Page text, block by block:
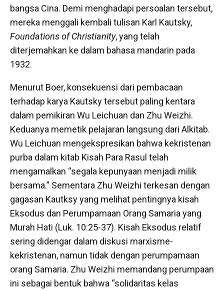
bangsa Cina. Demi menghadapi persoalan tersebut,
mereka menggali kembali tulisan Karl Kautsky,
Foundations of Christianity, yang telah
diterjemahkan ke dalam bahasa mandarin pada
1932.
Menurut Boer, konsekuensi dari pembacaan
terhadap karya Kautsky tersebut paling kentara
dalam pemikiran Wu Leichuan dan Zhu Weizhi.
Keduanya memetik pelajaran langsung dari Alkitab.
Wu Leichuan mengekspresikan bahwa kekristenan
purba dalam kitab Kisah Para Rasul telah
mengamalkan “segala kepunyaan menjadi milik
bersama.” Sementara Zhu Weizhi terkesan dengan
gagasan Kautksy yang melihat pentingnya kisah
Eksodus dan Perumpamaan Orang Samaria yang
Murah Hati (Luk. 10:25-37). Kisah Eksodus relatif
sering didengar dalam diskusi marxisme-
kekristenan, namun tidak dengan perumpamaan
orang Samaria. Zhu Weizhi memandang perumpaan
ini sebagai bentuk bahwa “solidaritas kelas